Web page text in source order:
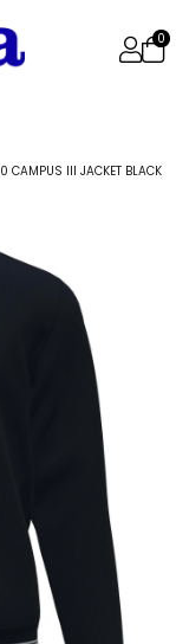
0
III JACKET BLACK